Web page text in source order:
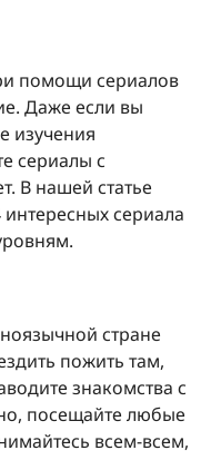
помощи сериалов
Даже если вы
изучения
сериалы с
В нашей статье
сериала
стране
пожить там,
знакомства с
посещайте любые
всем-всем,